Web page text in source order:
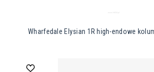
Wharfedale Elysian 1R high-endowe